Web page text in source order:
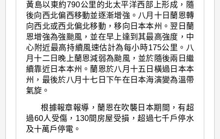
黃島以東約790公里的北太平洋西部上形成，隨
後向西北偏西移動並逐漸增強。八月十日蘭恩轉
向西北或西北偏北移動，移向日本本州。翌日蘭
恩增強為強颱風，並在早上達到其最高強度，中
心附近最高持續風速估計為每小時175公里。八
月十二日晚上蘭恩減弱為颱風，並於隨後兩日繼
續靠近日本本州。蘭恩於八月十五日橫過日本本
州，最後於八月十七日下午在日本海演變為溫帶
氣旋。
根據報章報導，蘭恩在吹襲日本期間，有超
過60人受傷，130間房屋受損，超過七千戶停水
及十萬戶停電。